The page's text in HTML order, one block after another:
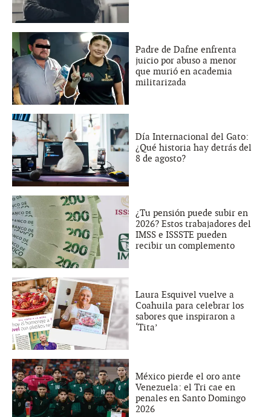
Padre de Dafne enfrenta
juicio por abuso a menor
que murió en academia
militarizada
Día Internacional del Gato:
¿Qué historia hay detrás del
8 de agosto?
¿Tu pensión puede subir en
2026? Estos trabajadores del
IMSS e ISSSTE pueden
recibir un complemento
Laura Esquivel vuelve a
Coahuila para celebrar los
sabores que inspiraron a
‘Tita’
México pierde el oro ante
Venezuela: el Tri cae en
penales en Santo Domingo
2026